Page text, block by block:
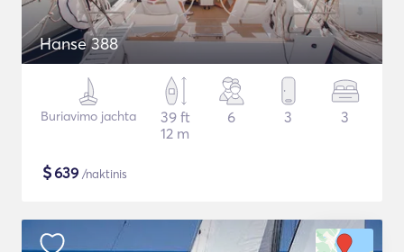
Hanse 388
Buriavimo jachta
39 ft
12 m
6 3 3
$639 /naktinis